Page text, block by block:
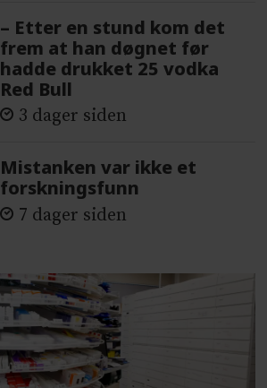
– Etter en stund kom det
frem at han døgnet før
hadde drukket 25 vodka
Red Bull
3 dager siden
Mistanken var ikke et
forskningsfunn
7 dager siden